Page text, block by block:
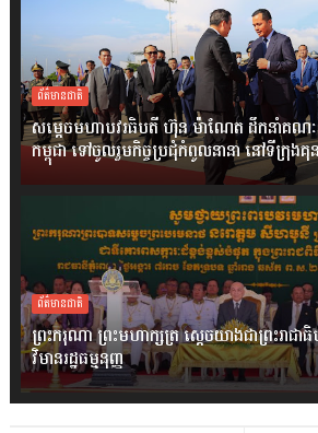
ព័ត៌មានជាតិ
សម្តេចមហាបវរធិបតី ហ៊ុន ម៉ាណែត ដឹកនាំគណ
កម្ពុជា ទៅចូលរួមកិច្ចប្រជុំកំពូលនានា នៅទីក្រុ
ព័ត៌មានជាតិ
ព្រះករុណា ព្រះមហាក្សត្រ ស្តេចយាងជាព្រះរាជា
វិមានរដ្ឋធម្មនុញ្ញ